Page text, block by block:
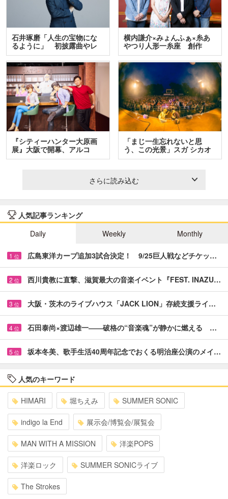
石井琢磨「人生の宝物にな
るように」 初披露曲やレ
ア…
横内謙介×みょんふぁ×糸あ
やつり人形一糸座 創作
人…
『シティーハンター大原画
展』大阪で開幕、アルコ
＆…
「まじ一生忘れないと思
う、この光景」スガ シカオ
と…
さらに読み込む
人気記事ランキング
Daily
Weekly Monthly
1 位 広島東洋カープ追加3試合決定！ 9/25巨人戦などチケッ…
2 位 西川貴教に直撃、滋賀最大の音楽イベント『FEST. INAZU…
3 位 大阪・茨木のライブハウス「JACK LION」存続支援ライ…
4 位 石田泰尚×渡辺雄一――破格の“音楽魂”が静かに燃える …
5 位 坂本冬美、歌手生活40周年記念でおくる明治座公演のメイ…
人気のキーワード
HIMARI 堀ちえみ SUMMER SONIC
indigo la End 展示会/博覧会/展覧会
MAN WITH A MISSION 洋楽POPS
洋楽ロック SUMMER SONICライブ
The Strokes